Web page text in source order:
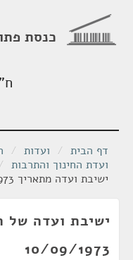
כנסת
דף הבית / ועדות /
ועדת החינוך והתרבות
ישיבת ועדה מתאריך 10/09/1973
10/09/1973